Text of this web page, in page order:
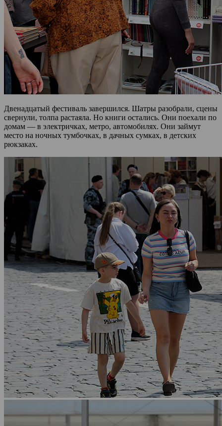
Двенадцатый фестиваль завершился. Шатры разобрали, сцены
свернули, толпа растаяла. Но книги остались. Они поехали по
домам — в электричках, метро, автомобилях. Они займут
место на ночных тумбочках, в дачных сумках, в детских
рюкзаках.